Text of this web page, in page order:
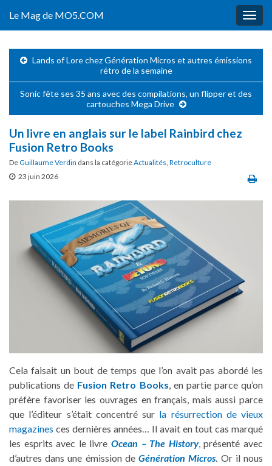
Le Mag de MO5.COM
Lands of Lore chez Génération Micros et autres émissions
rétro de la semaine
Sonic fête ses 35 ans avec des compilations, un flipper et des
cartouches Mega Drive
Un livre en anglais sur le label Rainbird chez
Fusion Retro Books
DeGuillaume Verdin dans la catégorieActualités, Retroculture
23 juin 2026
Cela faisait un bout de temps que l’on avait pas abordé les
publications de Fusion Retro Books, en partie parce qu’on
préfère favoriser les ouvrages en français, mais aussi parce
que l’éditeur s’était concentré sur la résurrection de vieux
magazines ces dernières années… Il avait en tout cas marqué
les esprits avec le livre Ocean – The History, présenté avec
d’autres dans une émission deGénération Micros. Or il nous